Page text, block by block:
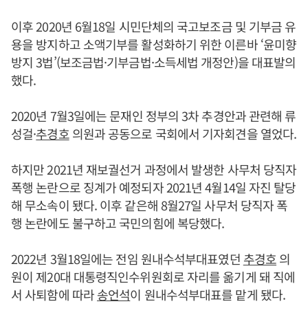
이후 2020년 6월18일 시민단체의 국고보조금 및 기부금 유
용을 방지하고 소액기부를 활성화하기 위한 이른바 ‘윤미향
방지 3법’(보조금법·기부금법·소득세법 개정안)을 대표발의
했다.
2020년 7월3일에는 문재인 정부의 3차 추경안과 관련해 류
성걸·추경호의원과 공동으로 국회에서 기자회견을 열었다.
하지만 2021년 재보궐선거 과정에서 발생한 사무처 당직자
폭행 논란으로 징계가 예정되자 2021년 4월14일 자진 탈당
해 무소속이 됐다. 이후 같은해 8월27일 사무처 당직자 폭
행 논란에도 불구하고 국민의힘에 복당했다.
2022년 3월18일에는 전임 원내수석부대표였던 추경호의
원이 제20대 대통령직인수위원회로 자리를 옮기게 돼 직에
서 사퇴함에 따라송언석이 원내수석부대표를 맡게 됐다.